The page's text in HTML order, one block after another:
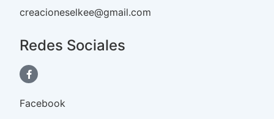
creacioneselkee@gmail.com
Redes Sociales
Facebook